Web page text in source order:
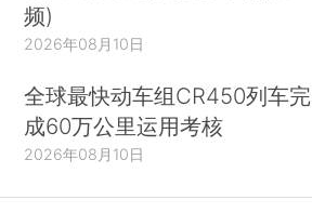
频)
2026年08月10日
全球最快动车组CR450列车完
成60万公里运用考核
2026年08月10日